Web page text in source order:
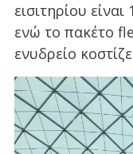
εισιτηρίου
ενώ το πακέτο
ενυδρείο